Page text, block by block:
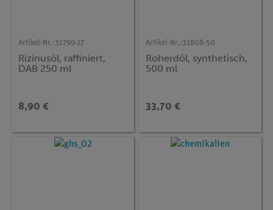
Artikel-Nr.:31799-27
Rizinusöl, raffiniert,
DAB 250 ml
8,90 €
Artikel-Nr.:31808-50
Roherdöl, synthetisch,
500 ml
33,70 €